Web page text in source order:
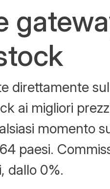
direttamente
ai migliori
momento
paesi.
dallo 0%.